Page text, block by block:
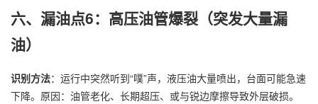
六、漏油点6：高压油管爆裂（突发大量漏
油）
识别方法：运行中突然听到“噗”声，液压油大量喷出，台面可能急速
下降。原因：油管老化、长期超压、或与锐边摩擦导致外层破损。